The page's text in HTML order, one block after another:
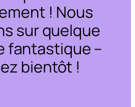
! Nous
sur quelque
fantastique –
bientôt !